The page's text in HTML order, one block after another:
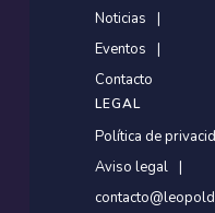
Noticias
Eventos
Contacto
LEGAL
Política de
Aviso legal